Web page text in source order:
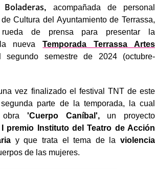
Boladeras, acompañada de personal
Cultura del Ayuntamiento de Terrassa,
de prensa para presentar la
la nuevaTemporada Terrassa Artes
semestre de 2024 (octubre-
vez finalizado el festival TNTde este
parte de la temporada, la cual
obra 'Cuerpo Caníbal',un proyecto
I premio Instituto del Teatro de Acción
y que trata el tema de la violencia
de las mujeres.